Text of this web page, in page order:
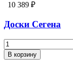
10 389 ₽
Доски Сегена
В корзину